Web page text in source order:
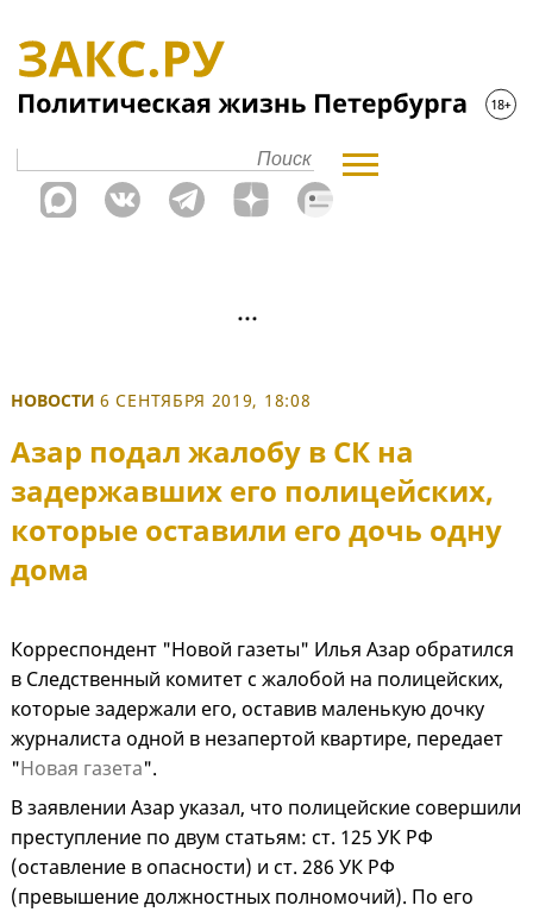
НОВОСТИ 6 СЕНТЯБРЯ 2019, 18:08
Азар подал жалобу в СК на
задержавших его полицейских,
которые оставили его дочь одну
дома
Корреспондент "Новой газеты" Илья Азар обратился
в Следственный комитет с жалобой на полицейских,
которые задержали его, оставив маленькую дочку
журналиста одной в незапертой квартире, передает
"Новая газета".
В заявлении Азар указал, что полицейские совершили
преступление по двум статьям: ст. 125 УК РФ
(оставление в опасности) и ст. 286 УК РФ
(превышение должностных полномочий). По его